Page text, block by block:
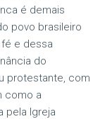
é demais
povo brasileiro
e dessa
do
protestante, com
como a
pela Igreja